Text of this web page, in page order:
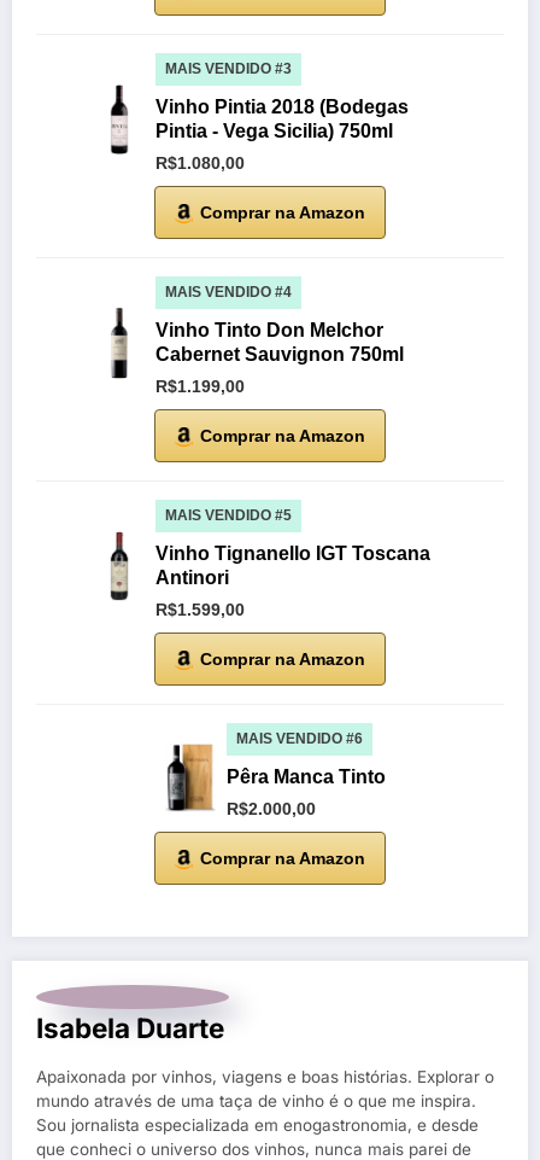
MAIS VENDIDO #3
Vinho Pintia 2018 (Bodegas
Pintia - Vega Sicilia) 750ml
R$1.080,00
Comprar na Amazon
MAIS VENDIDO #4
Vinho Tinto Don Melchor
Cabernet Sauvignon 750ml
R$1.199,00
Comprar na Amazon
MAIS VENDIDO #5
Vinho Tignanello IGT Toscana
Antinori
R$1.599,00
Comprar na Amazon
MAIS VENDIDO #6
Pêra Manca Tinto
R$2.000,00
Comprar na Amazon
Isabela Duarte
Apaixonada por vinhos, viagens e boas histórias. Explorar o
mundo através de uma taça de vinho é o que me inspira.
Sou jornalista especializada em enogastronomia, e desde
que conheci o universo dos vinhos, nunca mais parei de